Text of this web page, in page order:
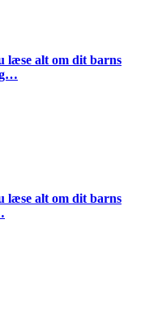
læse alt om dit barns
læse alt om dit barns